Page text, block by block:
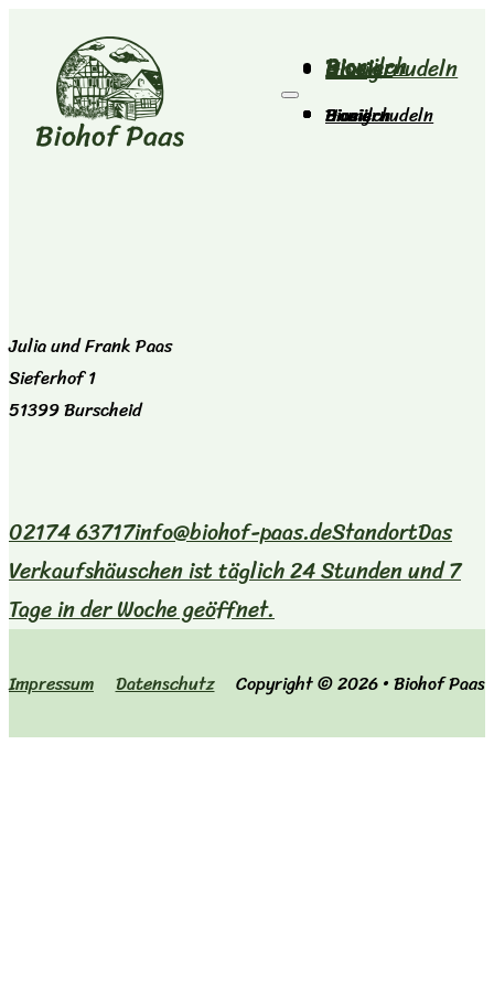
Biomilch
Bioeier
Bioeiernudeln
Honig
Biomilch
Bioeier
Bioeiernudeln
Honig
Julia und Frank Paas
Sieferhof 1
51399 Burscheid
02174 63717info@biohof-paas.deStandortDas
Verkaufshäuschen ist täglich 24 Stunden und 7
Tage in der Woche geöffnet.
Impressum Datenschutz Copyright © 2026 • Biohof Paas